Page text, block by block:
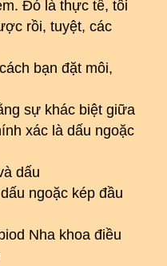
Đó là thực tế, tôi
rồi, tuyệt, các
bạn đặt môi,
sự khác biệt giữa
xác là dấu ngoặc
dấu
ngoặc kép đầu
Nha khoa điều